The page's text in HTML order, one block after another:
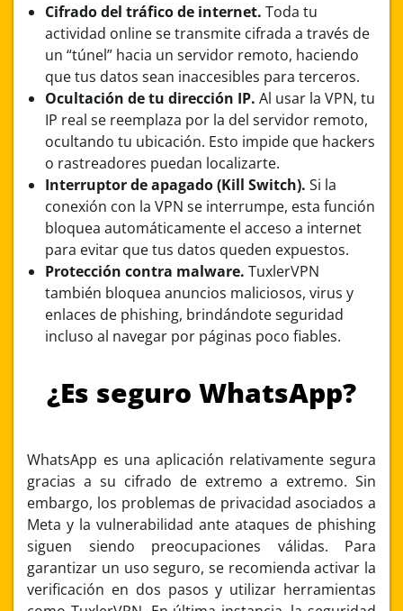
Cifrado del tráfico de internet. Toda tu
actividad online se transmite cifrada a través de
un “túnel” hacia un servidor remoto, haciendo
que tus datos sean inaccesibles para terceros.
Ocultación de tu dirección IP. Al usar la VPN, tu
IP real se reemplaza por la del servidor remoto,
ocultando tu ubicación. Esto impide que hackers
o rastreadores puedan localizarte.
Interruptor de apagado (Kill Switch). Si la
conexión con la VPN se interrumpe, esta función
bloquea automáticamente el acceso a internet
para evitar que tus datos queden expuestos.
Protección contra malware. TuxlerVPN
también bloquea anuncios maliciosos, virus y
enlaces de phishing, brindándote seguridad
incluso al navegar por páginas poco fiables.
¿Es seguro WhatsApp?
WhatsApp es una aplicación relativamente segura
gracias a su cifrado de extremo a extremo. Sin
embargo, los problemas de privacidad asociados a
Meta y la vulnerabilidad ante ataques de phishing
siguen siendo preocupaciones válidas. Para
garantizar un uso seguro, se recomienda activar la
verificación en dos pasos y utilizar herramientas